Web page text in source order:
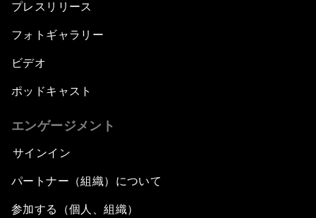
プレスリリース
フォトギャラリー
ビデオ
ポッドキャスト
エンゲージメント
サインイン
パートナー（組織）について
参加する（個人、組織）